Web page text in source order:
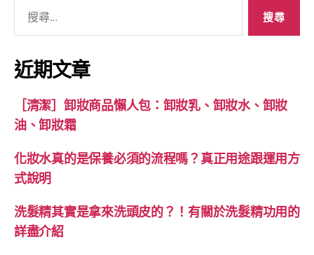
鍵
字:
近期文章
［清潔］卸妝商品懶人包：卸妝乳、卸妝水、卸妝
油、卸妝霜
化妝水真的是保養必須的流程嗎？真正用途跟運用方
式說明
洗髮精其實是拿來洗頭皮的？！有關於洗髮精功用的
詳盡介紹